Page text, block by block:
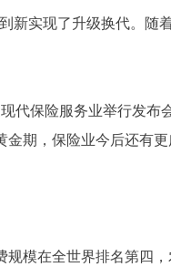
实现了升级换代。随
保险服务业举行发布
期，保险业今后还有更
在全世界排名第四，